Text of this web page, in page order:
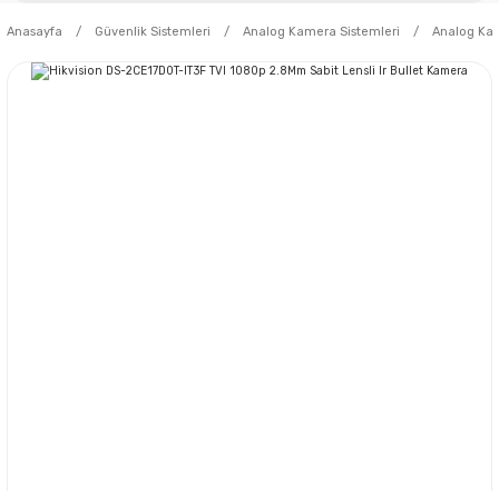
Anasayfa Güvenlik Sistemleri Analog Kamera Sistemleri Analog